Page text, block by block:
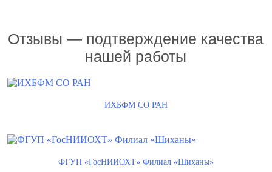
Отзывы — подтверждение качества
нашей работы
ИХБФМ СО РАН
ФГУП «ГосНИИОХТ» Филиал «Шиханы»